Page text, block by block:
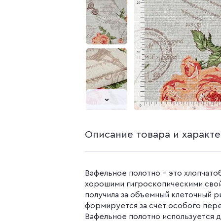
Камуфляжные ткани
Распродажа
Бязь
Бязь набивная
Поплин
Поплин 150 см
Поплин 220 см
Поплин
Поплин
Описание товара и
Вафельное полотно - это
хорошими гигроскопическими
получила за объемный клеточный
формируется за счет особого
Вафельное полотно используется